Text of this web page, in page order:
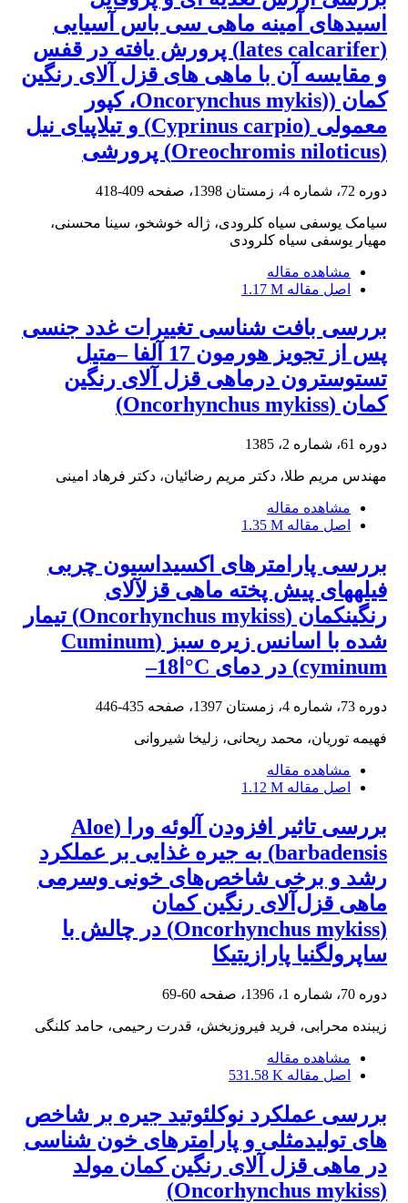
اسیدهای آمینه ماهی سی باس آسیایی
(lates calcarifer) پرورش یافته در قفس
و مقایسه آن با ماهی های قزل آلای رنگین
کمان ((Oncorynchus mykis، کپور
معمولی (Cyprinus carpio) و تیلاپیای نیل
(Oreochromis niloticus) پرورشی
دوره 72، شماره 4، زمستان 1398، صفحه 409-418
سیامک یوسفی سیاه کلرودی، ژاله خوشخو، سینا محسنی،
مهیار یوسفی سیاه کلرودی
مشاهده مقاله
اصل مقاله 1.17 M
بررسی بافت شناسی تغییرات غدد جنسی
پس از تجویز هورمون 17 آلفا –متیل
تستوسترون درماهی قزل آلای رنگین
کمان (Oncorhynchus mykiss)
دوره 61، شماره 2، 1385
مهندس مریم طلا، دکتر مریم رضائیان، دکتر فرهاد امینی
مشاهده مقاله
اصل مقاله 1.35 M
بررسی پارامترهای اکسیداسیون چربی
فیلههای پیش پخته ماهی قزلآلای
رنگینکمان (Oncorhynchus mykiss) تیمار
شده با اسانس زیره سبز (Cuminum
cyminum) در دمای C°ا18–
دوره 73، شماره 4، زمستان 1397، صفحه 435-446
فهیمه توریان، محمد ریحانی، زلیخا شیروانی
مشاهده مقاله
اصل مقاله 1.12 M
بررسی تاثیر افزودن آلوئه ورا (Aloe
barbadensis) به جیره غذایی بر عملکرد
رشد و برخی شاخص‌های خونی وسرمی
ماهی قزل‌آلای رنگین کمان
(Oncorhynchus mykiss) در چالش با
ساپرولگنیا پارازیتیکا
دوره 70، شماره 1، 1396، صفحه 60-69
زیبنده محرابی، فرید فیروزبخش، قدرت رحیمی، حامد کلنگی
مشاهده مقاله
اصل مقاله 531.58 K
بررسی عملکرد نوکلئوتید جیره بر شاخص
های تولیدمثلی و پارامترهای خون شناسی
در ماهی قزل آلای رنگین کمان مولد
(Oncorhynchus mykiss)